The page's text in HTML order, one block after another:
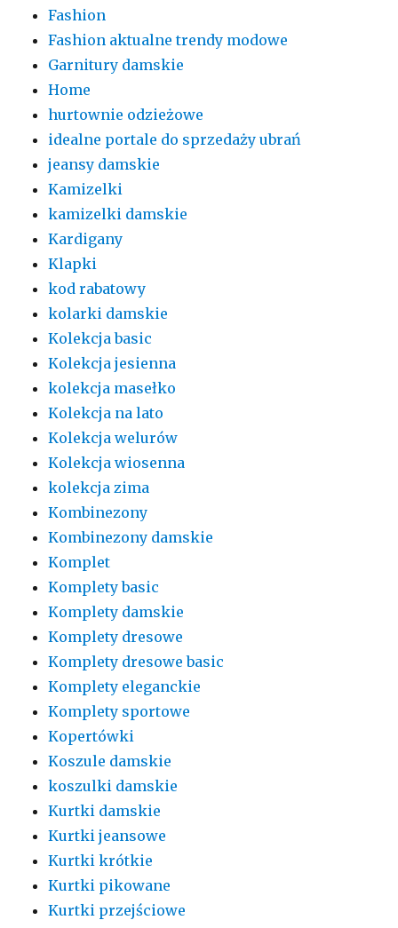
Fashion
Fashion aktualne trendy modowe
Garnitury damskie
Home
hurtownie odzieżowe
idealne portale do sprzedaży ubrań
jeansy damskie
Kamizelki
kamizelki damskie
Kardigany
Klapki
kod rabatowy
kolarki damskie
Kolekcja basic
Kolekcja jesienna
kolekcja masełko
Kolekcja na lato
Kolekcja welurów
Kolekcja wiosenna
kolekcja zima
Kombinezony
Kombinezony damskie
Komplet
Komplety basic
Komplety damskie
Komplety dresowe
Komplety dresowe basic
Komplety eleganckie
Komplety sportowe
Kopertówki
Koszule damskie
koszulki damskie
Kurtki damskie
Kurtki jeansowe
Kurtki krótkie
Kurtki pikowane
Kurtki przejściowe